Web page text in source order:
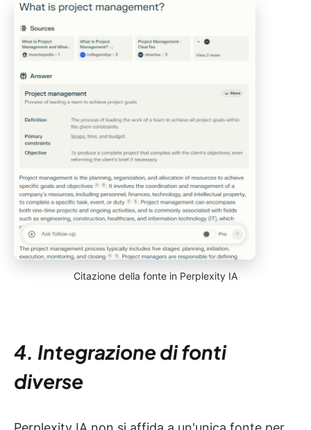
Citazione della fonte in Perplexity IA
4. Integrazione di fonti
diverse